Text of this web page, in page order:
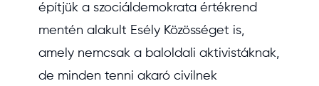
építjük a szociáldemokrata értékrend
mentén alakult Esély Közösséget is,
amely nemcsak a baloldali aktivistáknak,
de minden tenni akaró civilnek